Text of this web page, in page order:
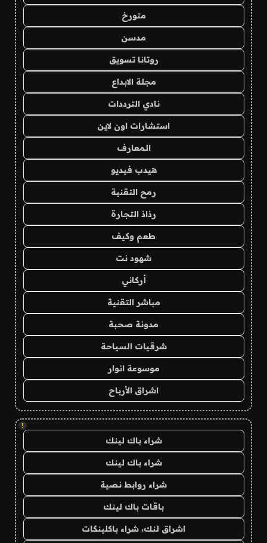
متورخ
مدسن
روتانا تسويق
مجلة الابداع
نادي الترددات
استشارات اون لاين
المعارف
هيدب فيديو
رمح التقنية
رذاذ التجارة
طعم وكيف
شهود نت
أركاني
مباشر التقنية
مدونة صحبة
شرقيات السياحة
موسوعة انوار
اشراق الأرباح
!
شراء باك لينك
شراء باك لينك
شراء روابط نصية
باقات باك لينك
اشراق لنك، شراء باكلينكات